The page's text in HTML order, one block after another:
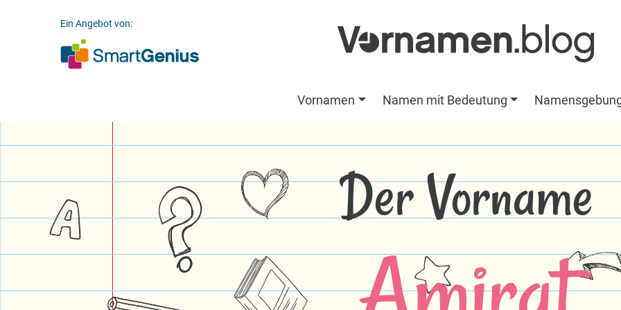
Ein Angebot von:
Vornamen Namen mit Bedeutung
Der Vorname